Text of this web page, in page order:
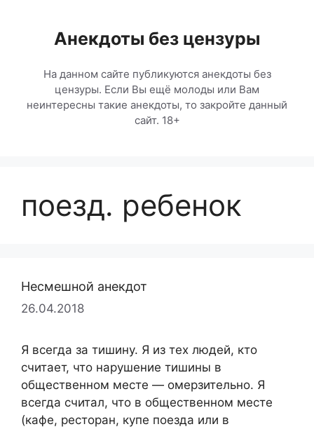
содержимомуАнекдоты без цензуры
На данном сайте публикуются анекдоты без
цензуры. Если Вы ещё молоды или Вам
неинтересны такие анекдоты, то закройте данный
сайт. 18+
поезд. ребенок
Несмешной анекдот
26.04.2018
Я всегда за тишину. Я из тех людей, кто
считает, что нарушение тишины в
общественном месте — омерзительно. Я
всегда считал, что в общественном месте
(кафе, ресторан, купе поезда или в